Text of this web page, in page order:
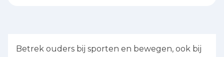
Betrek ouders bij sporten en bewegen, ook bij